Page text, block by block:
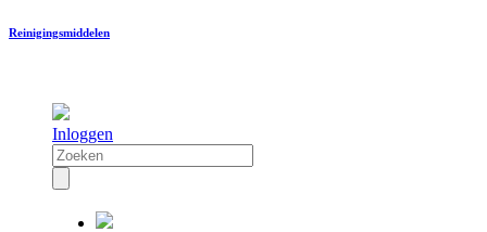
Reinigingsmiddelen
Inloggen